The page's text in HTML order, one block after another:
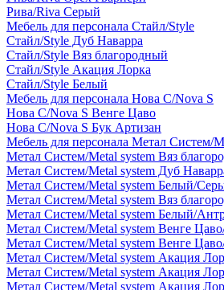
Рива/Riva Серый
Мебель для персонала Стайл/Style
Стайл/Style Дуб Наварра
Стайл/Style Вяз благородный
Стайл/Style Акация Лорка
Стайл/Style Белый
Мебель для персонала Нова С/Nova S
Нова С/Nova S Венге Цаво
Нова С/Nova S Бук Артизан
Мебель для персонала Метал Систем/
Метал Систем/Metal system Вяз
Метал Систем/Metal system Дуб
Метал Систем/Metal system Белый/
Метал Систем/Metal system Вяз
Метал Систем/Metal system Белый/
Метал Систем/Metal system Венге
Метал Систем/Metal system Венге
Метал Систем/Metal system Акация
Метал Систем/Metal system Акация
Метал Систем/Metal system Акация